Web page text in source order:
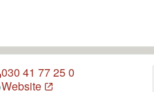
030 41 77 25 0
Website